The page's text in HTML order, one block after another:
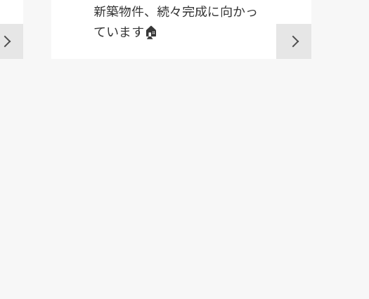
新築物件、続々完成に向かっ
ています🏠